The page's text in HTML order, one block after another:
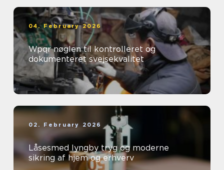
04. February 2026
Wpqr nøglen til kontrolleret og
dokumenteret svejsekvalitet
02. February 2026
Låsesmed lyngby tryg og moderne
sikring af hjem og erhverv